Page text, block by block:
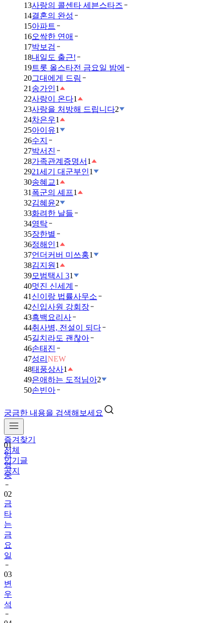
13사랑의 콜센타 세븐스타즈
14결혼의 완성
15아파트
16오싹한 연애
17박보검
18내일도 출근!
19트롯 올스타전 금요일 밤에
20그대에게 드림
21 송가인1
22사랑이 온다1
23사랑을 처방해 드립니다2
24차은우1
25아이유1
26수지
27박서진
28가족관계증명서 1
2921세기 대군부인1
30송혜교1
31 폭군의 셰프1
32김혜윤2
33화려한 날들
34영탁
35장한별
36정해인1
37언더커버 미쓰홍1
38김지원 1
39모범택시 31
40멋진 신세계
41 신이랑 법률사무소
42신입사원 강회장
43흑백요리사
44취사병, 전설이 되다
45길치라도 괜찮아
46손태진
47성리 NEW
48태풍상사1
49은애하는 도적님아2
50손빈아
궁금한 내용을 검색해보세요
즐겨찾기
전체
인기글
공지
01
임
영
웅
02
금
타
는
금
요
일
03
변
우
석